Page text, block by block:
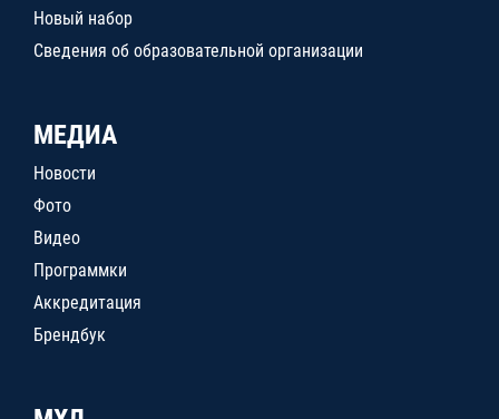
Новый набор
Сведения об образовательной организации
МЕДИА
Новости
Фото
Видео
Программки
Аккредитация
Брендбук